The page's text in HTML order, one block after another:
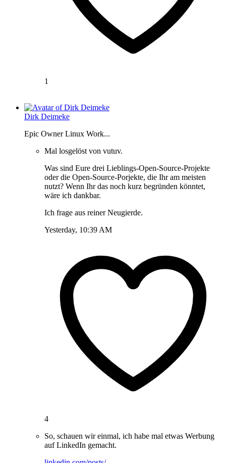
1
Dirk Deimeke
Epic Owner Linux Work...
Mal losgelöst von vutuv.
Was sind Eure drei Lieblings-Open-Source-Projekte
oder die Open-Source-Porjekte, die Ihr am meisten
nutzt? Wenn Ihr das noch kurz begründen könntet,
wäre ich dankbar.
Ich frage aus reiner Neugierde.
Yesterday, 10:39 AM
4
So, schauen wir einmal, ich habe mal etwas Werbung
auf LinkedIn gemacht.